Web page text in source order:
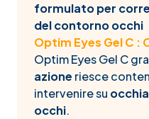
formulato per
del contorno occhi
Optim Eyes Gel C :
Optim Eyes Gel C
azione riesce
intervenire su
occhi.